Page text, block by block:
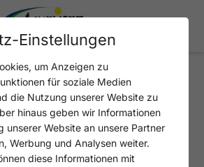
- WC
Einstellungen
um Anzeigen zu
für soziale Medien
die Nutzung unserer Website zu
hinaus geben wir Informationen
unserer Website an unsere Partner
Werbung und Analysen weiter.
diese Informationen mit